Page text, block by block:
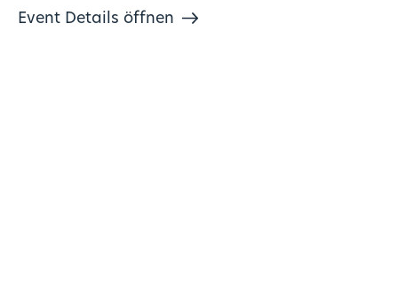
Event Details öffnen